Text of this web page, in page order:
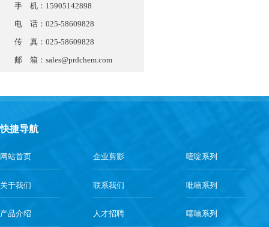
手 机：15905142898
电 话：025-58609828
传 真：025-58609828
邮 箱： sales@prdchem.com
快捷导航
网站首页 企业剪影 嘧啶系列
关于我们 联系我们 吡喃系列
产品介绍 人才招聘 噻喃系列